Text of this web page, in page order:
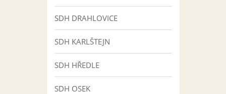
SDH DRAHLOVICE
SDH KARLŠTEJN
SDH HŘEDLE
SDH OSEK